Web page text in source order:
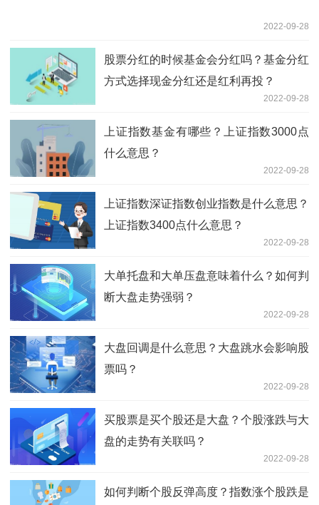
2022-09-28
股票分红的时候基金会分红吗？基金分红
方式选择现金分红还是红利再投？
2022-09-28
上证指数基金有哪些？上证指数3000点
什么意思？
2022-09-28
上证指数深证指数创业指数是什么意思？
上证指数3400点什么意思？
2022-09-28
大单托盘和大单压盘意味着什么？如何判
断大盘走势强弱？
2022-09-28
大盘回调是什么意思？大盘跳水会影响股
票吗？
2022-09-28
买股票是买个股还是大盘？个股涨跌与大
盘的走势有关联吗？
2022-09-28
如何判断个股反弹高度？指数涨个股跌是